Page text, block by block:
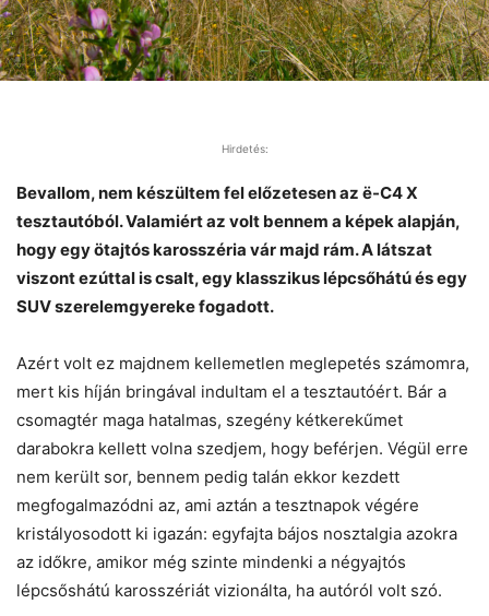
Hirdetés:
Bevallom, nem készültem fel előzetesen az ë-C4 X
tesztautóból. Valamiért az volt bennem a képek alapján,
hogy egy ötajtós karosszéria vár majd rám. A látszat
viszont ezúttal is csalt, egy klasszikus lépcsőhátú és egy
SUV szerelemgyereke fogadott.
Azért volt ez majdnem kellemetlen meglepetés számomra,
mert kis híján bringával indultam el a tesztautóért. Bár a
csomagtér maga hatalmas, szegény kétkerekűmet
darabokra kellett volna szedjem, hogy beférjen. Végül erre
nem került sor, bennem pedig talán ekkor kezdett
megfogalmazódni az, ami aztán a tesztnapok végére
kristályosodott ki igazán: egyfajta bájos nosztalgia azokra
az időkre, amikor még szinte mindenki a négyajtós
lépcsőshátú karosszériát vizionálta, ha autóról volt szó.